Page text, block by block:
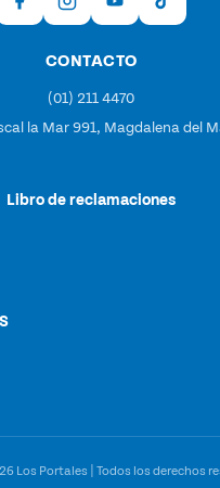
CONTACTO
(01) 211 4470
la Mar 991, Magdalena del
Libro de reclamaciones
Los Portales | Todos los derechos